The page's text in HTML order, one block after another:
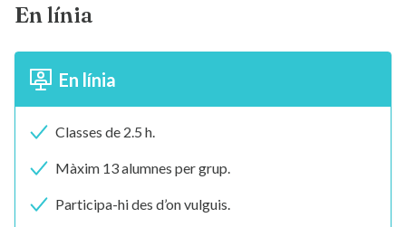
En línia
En línia
Classes de 2.5 h.
Màxim 13 alumnes per grup.
Participa-hi des d’on vulguis.